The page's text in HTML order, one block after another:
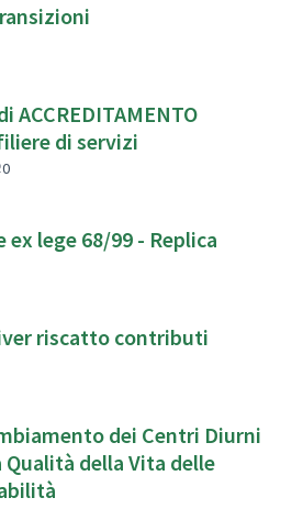
ACCREDITAMENTO
di servizi
0
lege 68/99 - Replica
riscatto contributi
dei Centri Diurni
della Vita delle